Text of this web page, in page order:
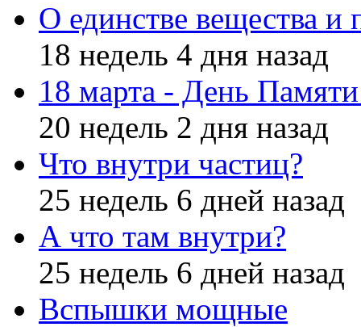
О единстве вещества и
18 недель 4 дня назад
18 марта - День
20 недель 2 дня назад
Что внутри частиц?
25 недель 6 дней назад
А что там внутри?
25 недель 6 дней назад
Вспышки мощные